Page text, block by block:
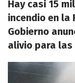
Hay casi 15
incendio en la
Gobierno
alivio para